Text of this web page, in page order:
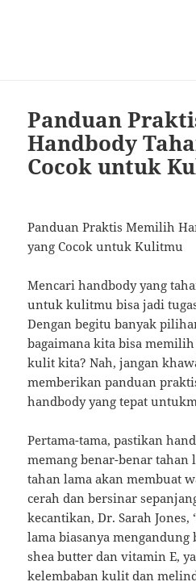
Panduan
Handbody
Cocok untuk
Panduan Praktis Memilih
yang Cocok untuk Kulitmu
Mencari handbody yang
untuk kulitmu bisa jadi
Dengan begitu banyak
bagaimana kita bisa
kulit kita? Nah, jangan
memberikan panduan
handbody yang tepat
Pertama-tama, pastikan
memang benar-benar tahan
tahan lama akan membuat
cerah dan bersinar
kecantikan, Dr. Sarah
lama biasanya mengandung
shea butter dan vitamin E,
kelembaban kulit dan